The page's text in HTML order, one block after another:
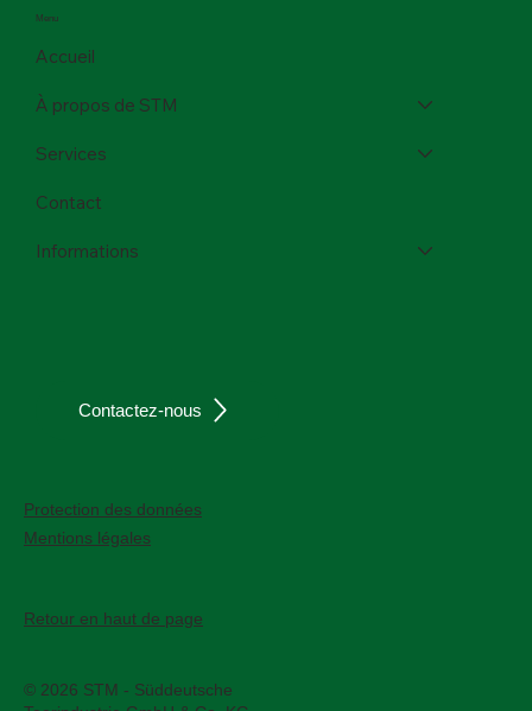
Menu
Accueil
À propos de STM
Services
Contact
Informations
Contactez-nous
Protection des données
Mentions légales
Retour en haut de page
© 2026 STM - Süddeutsche